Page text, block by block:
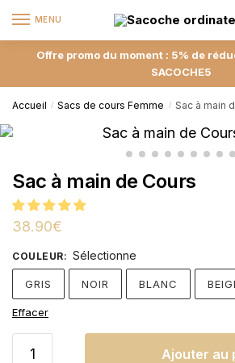
MENU
Offre promo du moment : 5% de
SACOCHE5
Accueil / Sacs de cours Femme / Sac à main
Sac à main de Cours
38.90€
COULEUR: Sélectionne
GRIS NOIR BLANC
Effacer
Ajouter au